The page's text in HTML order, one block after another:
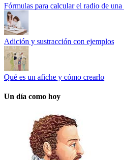
Fórmulas para calcular el radio de
Adición y sustracción con ejemplos
Qué es un afiche y cómo crearlo
Un día como hoy